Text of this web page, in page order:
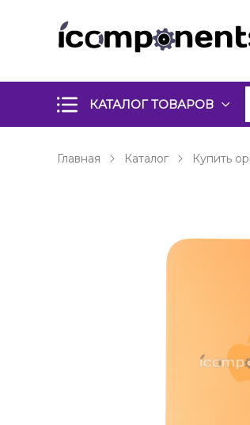
КАТАЛОГ ТОВАРОВ
Главная Каталог Купить